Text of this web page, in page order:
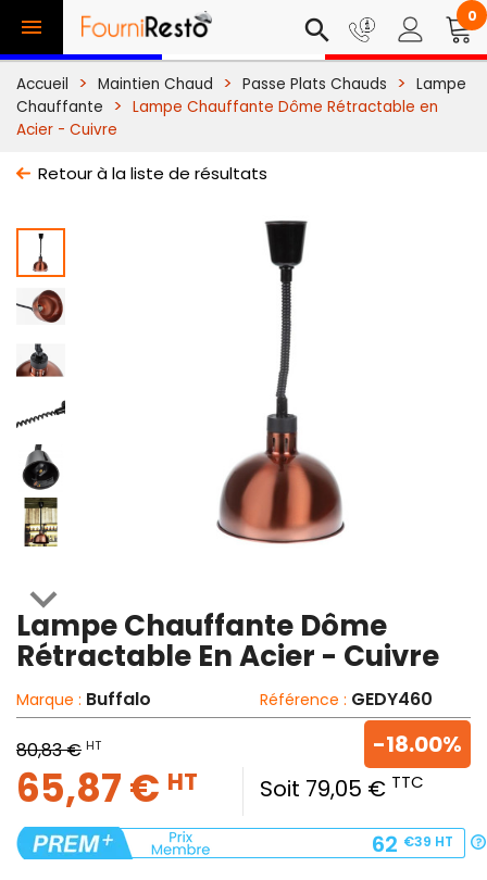
 search 0
Accueil Maintien Chaud Passe Plats Chauds
Lampe
Chauffante
Lampe Chauffante Dôme Rétractable en
Acier - Cuivre
Retour à la liste de résultats

Lampe Chauffante Dôme
Rétractable En Acier - Cuivre
Marque : Buffalo Référence : GEDY460
80,83 € HT
65,87 € HT Soit 79,05 € TTC
-18.00%
62 €39 HT